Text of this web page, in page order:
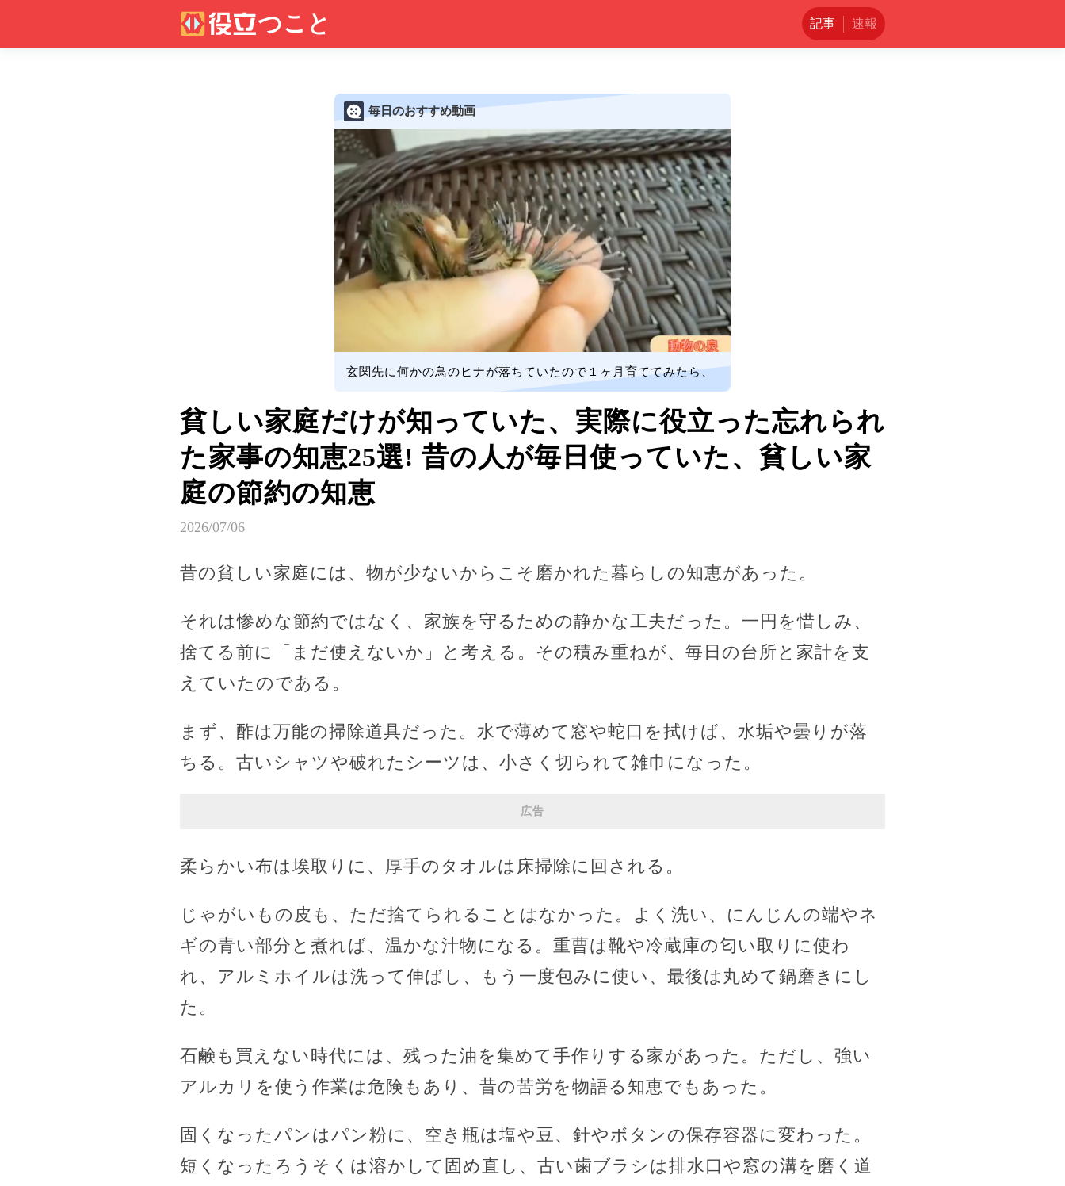
記事 速報
毎日のおすすめ動画
玄関先に何かの鳥のヒナが落ちていたので１ヶ月育ててみたら、
貧しい家庭だけが知っていた、実際に役立った忘れられ
た家事の知恵25選! 昔の人が毎日使っていた、貧しい家
庭の節約の知恵
2026/07/06
昔の貧しい家庭には、物が少ないからこそ磨かれた暮らしの知恵があった。
それは惨めな節約ではなく、家族を守るための静かな工夫だった。一円を惜しみ、
捨てる前に「まだ使えないか」と考える。その積み重ねが、毎日の台所と家計を支
えていたのである。
まず、酢は万能の掃除道具だった。水で薄めて窓や蛇口を拭けば、水垢や曇りが落
ちる。古いシャツや破れたシーツは、小さく切られて雑巾になった。
広告
柔らかい布は埃取りに、厚手のタオルは床掃除に回される。
じゃがいもの皮も、ただ捨てられることはなかった。よく洗い、にんじんの端やネ
ギの青い部分と煮れば、温かな汁物になる。重曹は靴や冷蔵庫の匂い取りに使わ
れ、アルミホイルは洗って伸ばし、もう一度包みに使い、最後は丸めて鍋磨きにし
た。
石鹸も買えない時代には、残った油を集めて手作りする家があった。ただし、強い
アルカリを使う作業は危険もあり、昔の苦労を物語る知恵でもあった。
固くなったパンはパン粉に、空き瓶は塩や豆、針やボタンの保存容器に変わった。
短くなったろうそくは溶かして固め直し、古い歯ブラシは排水口や窓の溝を磨く道